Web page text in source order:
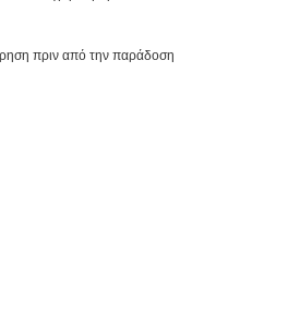
πριν από την παράδοση